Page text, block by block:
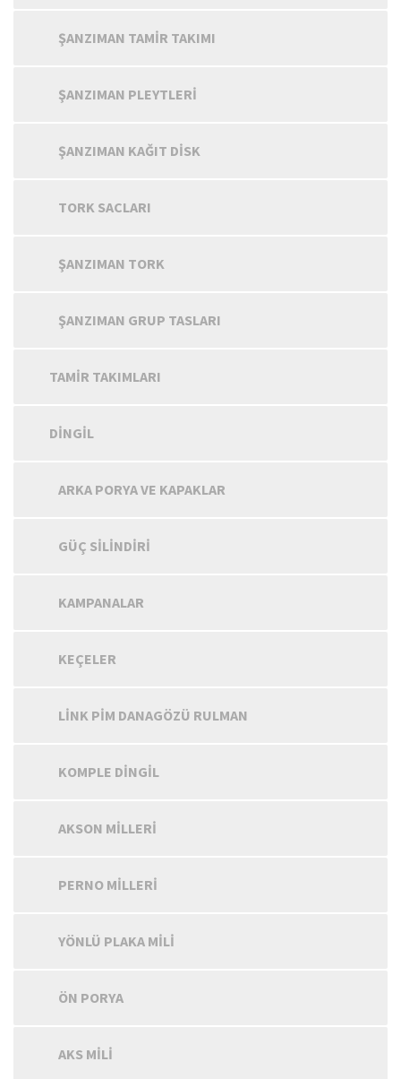
ŞANZIMAN TAMIR TAKIMI
ŞANZIMAN PLEYTLERI
ŞANZIMAN KAĞIT DISK
TORK SACLARI
ŞANZIMAN TORK
ŞANZIMAN GRUP TASLARI
TAMIR TAKIMLARI
DINGIL
ARKA PORYA VE KAPAKLAR
GÜÇ SILINDIRI
KAMPANALAR
KEÇELER
LINK PIM DANAGÖZÜ RULMAN
KOMPLE DINGIL
AKSON MILLERI
PERNO MILLERI
YÖNLÜ PLAKA MILI
ÖN PORYA
AKS MILI